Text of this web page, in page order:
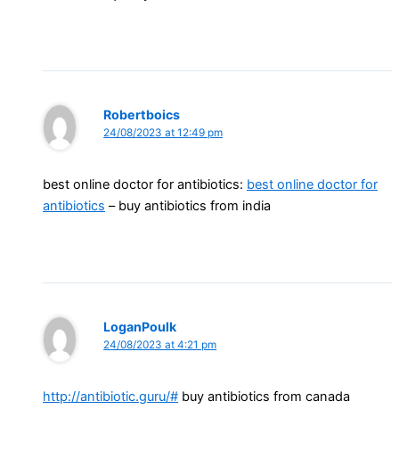
Robertboics
24/08/2023 at 12:49 pm
best online doctor for antibiotics: best online doctor for
antibiotics – buy antibiotics from india
LoganPoulk
24/08/2023 at 4:21 pm
http://antibiotic.guru/# buy antibiotics from canada